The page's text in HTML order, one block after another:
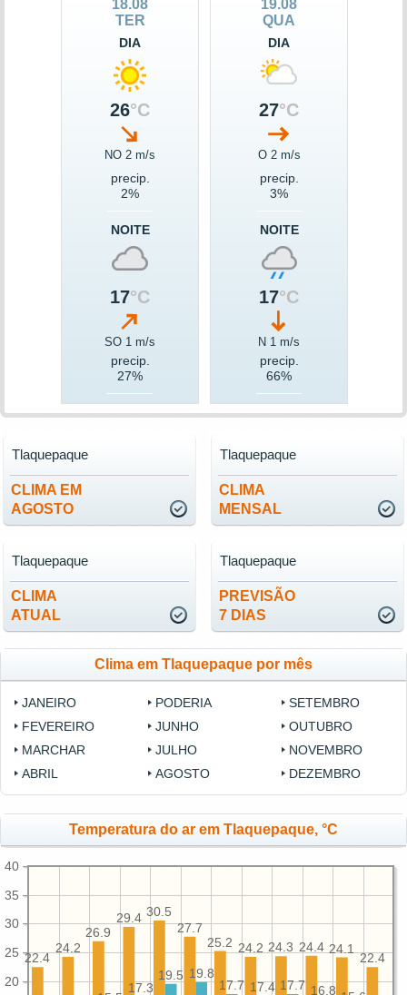
18.08
TER
DIA
26°C
NO 2 m/s
precip.
2%
NOITE
17°C
SO 1 m/s
precip.
27%
19.08
QUA
DIA
27°C
O 2 m/s
precip.
3%
NOITE
17°C
N 1 m/s
precip.
66%
CLIMA EM
AGOSTO
Tlaquepaque
CLIMA
MENSAL
Tlaquepaque
CLIMA
ATUAL
Tlaquepaque
PREVISÃO
7 DIAS
Tlaquepaque
Clima em Tlaquepaque por mês
JANEIRO
FEVEREIRO
MARCHAR
ABRIL
PODERIA
JUNHO
JULHO
AGOSTO
SETEMBRO
OUTUBRO
NOVEMBRO
DEZEMBRO
Temperatura do ar em Tlaquepaque, °C
20
25
30
35
40
22.4
24.1
24.4
24.3
24.2
25.2
27.7
30.5
29.4
26.9
24.2
22.4
16.8
17.7
17.4
17.7
19.8
19.5
17.3